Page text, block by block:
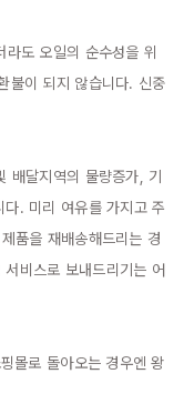
도 오일의 순수성을 위
불이 되지 않습니다. 신중
배달지역의 물량증가, 기
. 미리 여유를 가지고 주
품을 재배송해드리는 경
비스로 보내드리기는 어
몰로 돌아오는 경우엔 왕